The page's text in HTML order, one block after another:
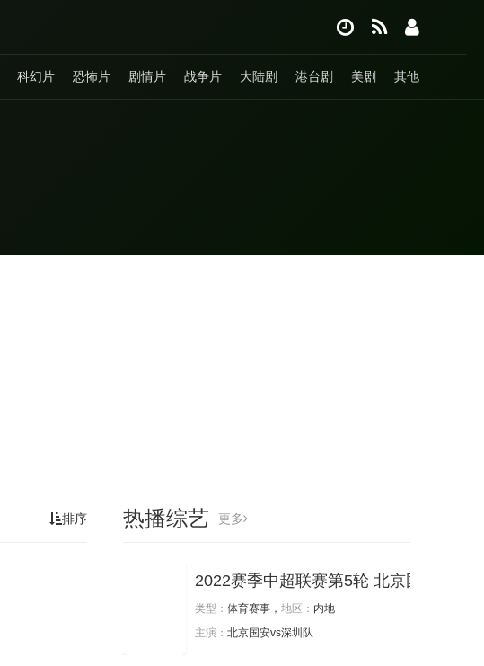
科幻片 恐怖片 剧情片 战争片 大陆剧 港台剧 美剧 其他
排序 热播综艺 更多
2022赛季中超联赛第5轮 北京国安vs深
类型： 体育赛事， 地区： 内地
主演： 北京国安vs深圳队